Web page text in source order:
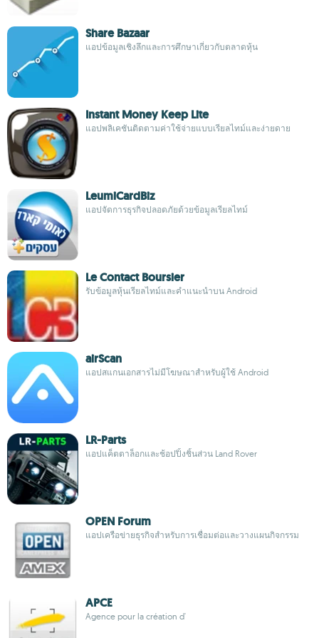
Share Bazaar
แอปข้อมูลเชิงลึกและการศึกษาเกี่ยวกับตลาดหุ้น
Instant Money Keep Lite
แอปพลิเคชันติดตามค่าใช้จ่ายแบบเรียลไทม์และง่ายดาย
LeumiCardBiz
แอปจัดการธุรกิจปลอดภัยด้วยข้อมูลเรียลไทม์
Le Contact Boursier
รับข้อมูลหุ้นเรียลไทม์และคำแนะนำบน Android
airScan
แอปสแกนเอกสารไม่มีโฆษณาสำหรับผู้ใช้ Android
LR-Parts
แอปแค็ตตาล็อกและช้อปปิ้งชิ้นส่วน Land Rover
OPEN Forum
แอปเครือข่ายธุรกิจสำหรับการเชื่อมต่อและวางแผนกิจกรรม
APCE
Agence pour la création d'